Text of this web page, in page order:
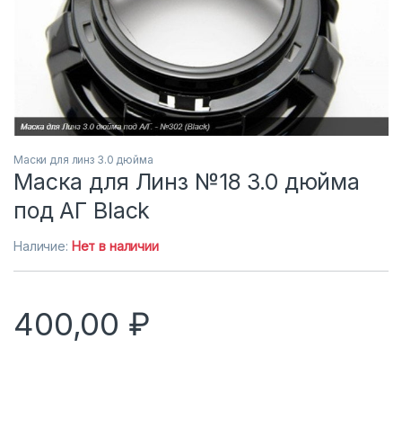
Маски для линз 3.0 дюйма
Маска для Линз №18 3.0 дюйма
под АГ Black
Наличие: Нет в наличии
400,00 ₽